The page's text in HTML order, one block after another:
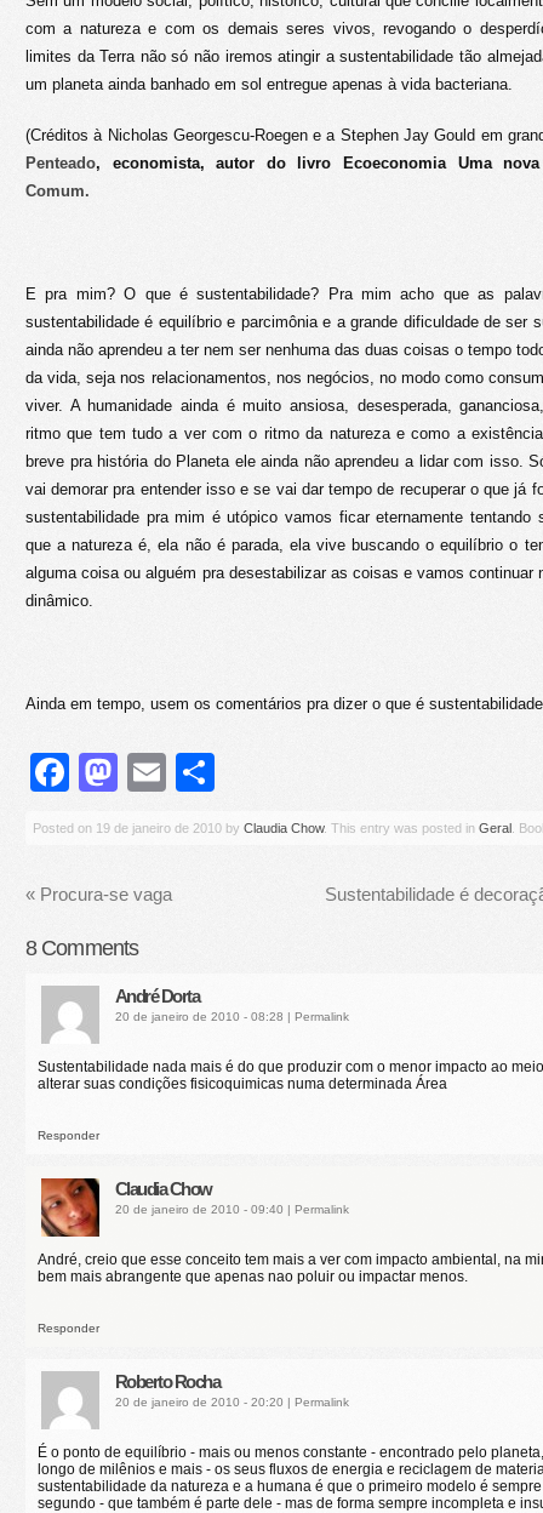
com a natureza e com os demais seres vivos, revogando o
limites da Terra não só não iremos atingir a sustentabilidade tão
um planeta ainda banhado em sol entregue apenas à vida bacteriana.
(Créditos à Nicholas Georgescu-Roegen e a Stephen Jay Gould em
Penteado, economista, autor do livro Ecoeconomia Uma
Comum.
E pra mim? O que é sustentabilidade? Pra mim acho que as
sustentabilidade é equilíbrio e parcimônia e a grande dificuldade de ser
ainda não aprendeu a ter nem ser nenhuma das duas coisas o tempo
da vida, seja nos relacionamentos, nos negócios, no modo como
viver. A humanidade ainda é muito ansiosa, desesperada,
ritmo que tem tudo a ver com o ritmo da natureza e como a
breve pra história do Planeta ele ainda não aprendeu a lidar com isso.
vai demorar pra entender isso e se vai dar tempo de recuperar o que já
sustentabilidade pra mim é utópico vamos ficar eternamente
que a natureza é, ela não é parada, ela vive buscando o equilíbrio o
alguma coisa ou alguém pra desestabilizar as coisas e vamos continuar
dinâmico.
Ainda em tempo, usem os comentários pra dizer o que é
Facebook
Mastodon
Email
Posted on 19 de janeiro de 2010 by Claudia Chow. This entry was posted in Geral .
« Procura-se vaga Sustentabilidade é
8Comments
André Dorta
20 de janeiro de 2010 - 08:28 | Permalink
Sustentabilidade nada mais é do que produzir com o menor impacto ao
alterar suas condições fisicoquimicas numa determinada Área
Responder
Claudia Chow
20 de janeiro de 2010 - 09:40 | Permalink
André, creio que esse conceito tem mais a ver com impacto ambiental, na
bem mais abrangente que apenas nao poluir ou impactar menos.
Responder
Roberto Rocha
20 de janeiro de 2010 - 20:20 | Permalink
É o ponto de equilíbrio - mais ou menos constante - encontrado pelo
longo de milênios e mais - os seus fluxos de energia e reciclagem de
sustentabilidade da natureza e a humana é que o primeiro modelo é
segundo - que também é parte dele - mas de forma sempre incompleta e